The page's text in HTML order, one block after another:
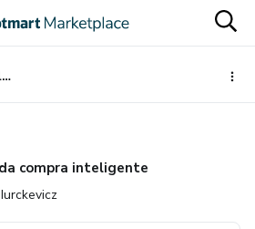
Mapa da compra inteligente
compra inteligente